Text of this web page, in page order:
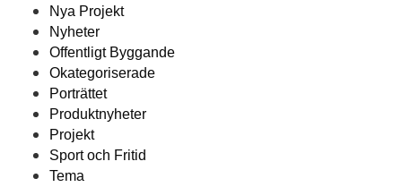
Nya Projekt
Nyheter
Offentligt Byggande
Okategoriserade
Porträttet
Produktnyheter
Projekt
Sport och Fritid
Tema